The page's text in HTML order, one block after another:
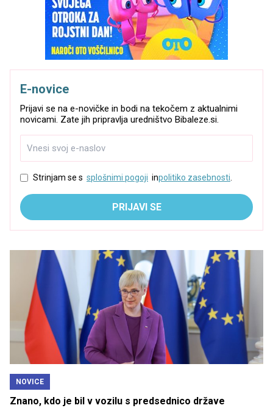
E-novice
Prijavi se na e-novičke in bodi na tekočem z aktualnimi
novicami. Zate jih pripravlja uredništvo Bibaleze.si.
Strinjam se s splošnimi pogoji inpolitiko zasebnosti
PRIJAVI SE
NOVICE
Znano, kdo je bil v vozilu s predsednico države